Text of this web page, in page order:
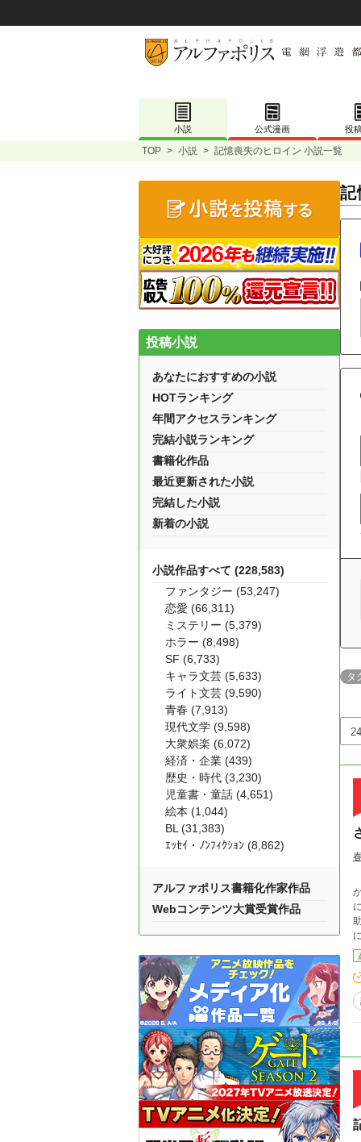
小説 公式漫画 投
TOP > 小説 > 記憶喪失のヒロイン 小説一覧
記
タ
か
されていた
論に至った。
ーベ
投稿小説
あなたにおすすめの小説
HOTランキング
年間アクセスランキング
完結小説ランキング
書籍化作品
最近更新された小説
完結した小説
新着の小説
小説作品すべて (228,583)
ファンタジー (53,247)
恋愛 (66,311)
ミステリー (5,379)
ホラー (8,498)
SF (6,733)
キャラ文芸 (5,633)
ライト文芸 (9,590)
青春 (7,913)
現代文学 (9,598)
大衆娯楽 (6,072)
経済・企業 (439)
歴史・時代 (3,230)
児童書・童話 (4,651)
絵本 (1,044)
BL (31,383)
ｴｯｾｲ・ﾉﾝﾌｨｸｼｮﾝ (8,862)
アルファポリス書籍化作家作品
Webコンテンツ大賞受賞作品